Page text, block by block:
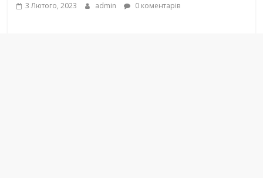
3 Лютого, 2023 admin 0 коментарів